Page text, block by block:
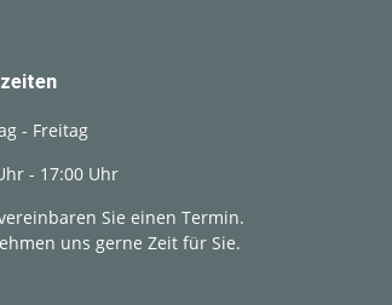
- Freitag
- 17:00 Uhr
Sie einen Termin.
uns gerne Zeit für Sie.